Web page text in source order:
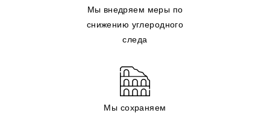
Мы внедряем меры по
снижению углеродного
следа
Мы сохраняем